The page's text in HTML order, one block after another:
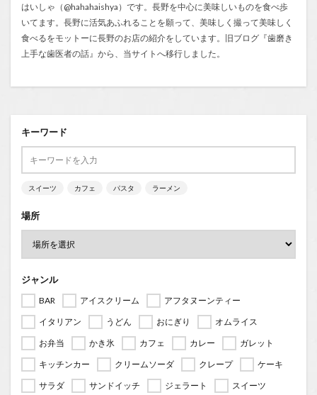
はいしゃ（@hahahaishya）です。長野を中心に美味しいものを食べ歩
いてます。長野に活気あふれることを願って、美味しく撮って美味しく
食べるをモットーに長野のお店の紹介をしています。旧ブログ『歯磨き
上手な歯医者の話 』から、当サイトへ移行しました。
キーワード
スイーツ カフェ パスタ ラーメン
場所
ジャンル
BAR アイスクリーム
アフタヌーンティー
イタリアン
うどん おにぎり
オムライス
お弁当
かき氷 カフェ カレー
ガレット
キッチンカー
クリームソーダ クレープ
ケーキ
サラダ
サンドイッチ ジェラート
スイーツ